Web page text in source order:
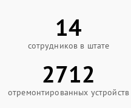
14
сотрудников в штате
2712
отремонтированных устройств